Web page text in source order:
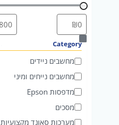
Category
ק
ט
ג
י
מחשבים ניידים
מחשבים נייחים ומיני
מדפסות Epson
מסכים
מערכות סאונד מקצועיות